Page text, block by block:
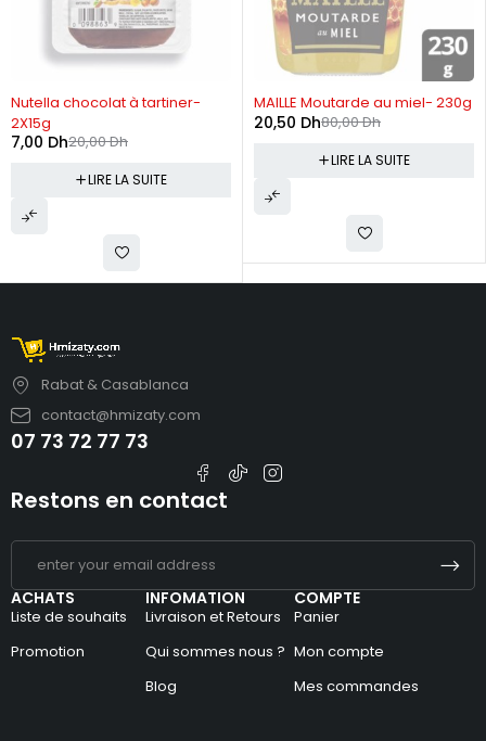
RUPTURE DE STOCK
Nutella chocolat à tartiner-
2X15g
20,00Dh
7,00 Dh
LIRE LA SUITE
MAILLE Moutarde au miel- 230g
80,00Dh
20,50 Dh
LIRE LA SUITE
Rabat & Casablanca
contact@hmizaty.com
07 73 72 77 73
ACHATS
Liste de souhaits
Promotion
INFOMATION
Livraison et Retours
Qui sommes nous ?
Blog
COMPTE
Panier
Mon compte
Mes commandes
Restons en contact